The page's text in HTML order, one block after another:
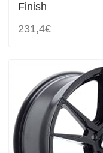
Finish
231,4€